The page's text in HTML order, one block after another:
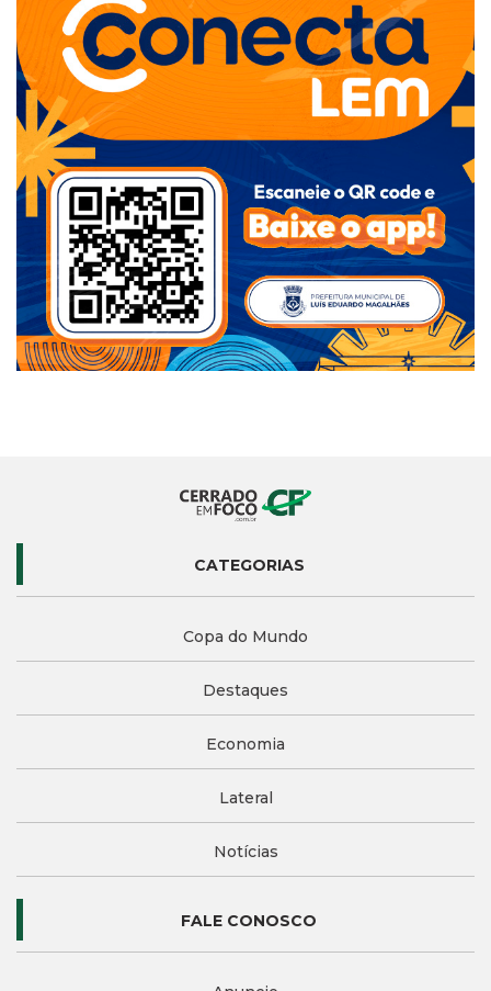
CATEGORIAS
Copa do Mundo
Destaques
Economia
Lateral
Notícias
FALE CONOSCO